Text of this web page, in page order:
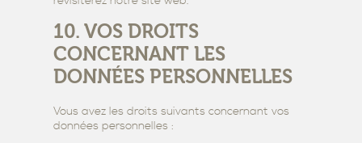
10. VOS DROITS
CONCERNANT LES
DONNÉES PERSONNELLES
Vous avez les droits suivants concernant vos
données personnelles :